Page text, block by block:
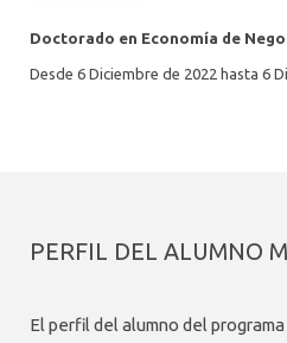
Doctorado en Economía de
Desde 6 Diciembre de 2022 hasta 6
PERFIL DEL ALUMNO
El perfil del alumno del